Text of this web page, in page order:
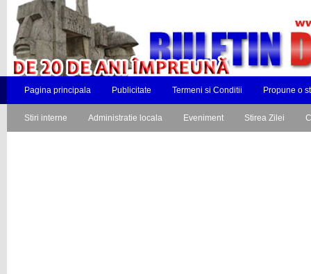
Pagina principala Publicitate Termeni si Conditii Propune o
Stiri interne Administratie locala Eveniment Stirea Zilei